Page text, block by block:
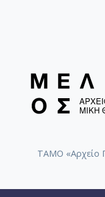
ΤΑΜΟ «Αρχείο